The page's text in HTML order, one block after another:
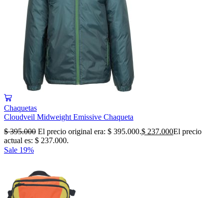
Chaquetas
Cloudveil Midweight Emissive Chaqueta
$395.000 El precio original era: $ 395.000.$ 237.000El precio
actual es: $ 237.000.
Sale 19%